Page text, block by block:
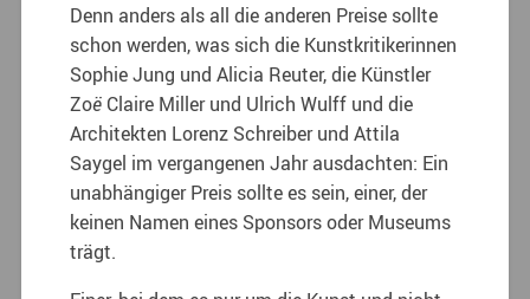
Denn anders als all die anderen Preise sollte
schon werden, was sich die Kunstkritikerinnen
Sophie Jung und Alicia Reuter, die Künstler
Zoë Claire Miller und Ulrich Wulff und die
Architekten Lorenz Schreiber und Attila
Saygel im vergangenen Jahr ausdachten: Ein
unabhängiger Preis sollte es sein, einer, der
keinen Namen eines Sponsors oder Museums
trägt.